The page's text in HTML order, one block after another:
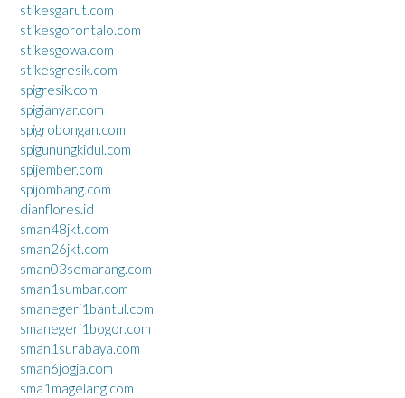
stikesgarut.com
stikesgorontalo.com
stikesgowa.com
stikesgresik.com
spigresik.com
spigianyar.com
spigrobongan.com
spigunungkidul.com
spijember.com
spijombang.com
dianflores.id
sman48jkt.com
sman26jkt.com
sman03semarang.com
sman1sumbar.com
smanegeri1bantul.com
smanegeri1bogor.com
sman1surabaya.com
sman6jogja.com
sma1magelang.com